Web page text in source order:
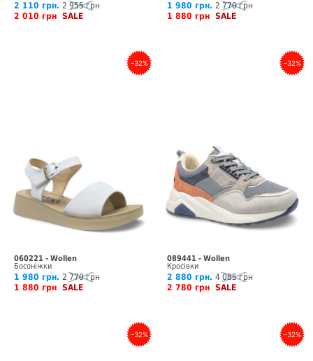
2 110 грн. 2 955 грн
2 010 грн SALE
1 980 грн. 2 770 грн
1 880 грн SALE
–32%
060221 - Wollen
Босоніжки
1 980 грн. 2 770 грн
1 880 грн SALE
–32%
089441 - Wollen
Кросівки
2 880 грн. 4 085 грн
2 780 грн SALE
–32% –32%